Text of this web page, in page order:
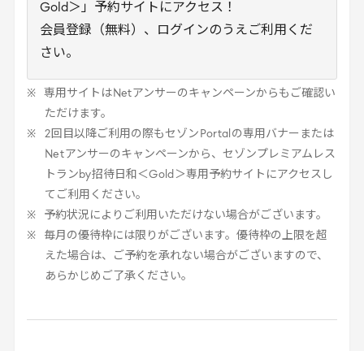
Gold＞」予約サイトにアクセス！
会員登録（無料）、ログインのうえご利用くだ
さい。
専用サイトは Net アンサーのキャンペーンからもご確認い
ただけます。
2 回目以降ご利用の際もセゾン Portal の専用バナーまたは
Net アンサーのキャンペーンから、セゾンプレミアムレス
トラン by招待日和＜Gold ＞専用予約サイトにアクセスし
てご利用ください。
予約状況によりご利用いただけない場合がございます。
毎月の優待枠には限りがございます。優待枠の上限を超
えた場合は、ご予約を承れない場合がございますので、
あらかじめご了承ください。